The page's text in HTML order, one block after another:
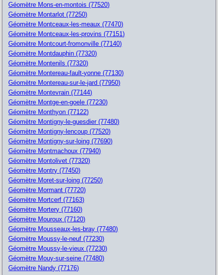
Géomètre Mons-en-montois (77520)
Géomètre Montarlot (77250)
Géomètre Montceaux-les-meaux (77470)
Géomètre Montceaux-les-provins (77151)
Géomètre Montcourt-fromonville (77140)
Géomètre Montdauphin (77320)
Géomètre Montenils (77320)
Géomètre Montereau-fault-yonne (77130)
Géomètre Montereau-sur-le-jard (77950)
Géomètre Montevrain (77144)
Géomètre Montge-en-goele (77230)
Géomètre Monthyon (77122)
Géomètre Montigny-le-guesdier (77480)
Géomètre Montigny-lencoup (77520)
Géomètre Montigny-sur-loing (77690)
Géomètre Montmachoux (77940)
Géomètre Montolivet (77320)
Géomètre Montry (77450)
Géomètre Moret-sur-loing (77250)
Géomètre Mormant (77720)
Géomètre Mortcerf (77163)
Géomètre Mortery (77160)
Géomètre Mouroux (77120)
Géomètre Mousseaux-les-bray (77480)
Géomètre Moussy-le-neuf (77230)
Géomètre Moussy-le-vieux (77230)
Géomètre Mouy-sur-seine (77480)
Géomètre Nandy (77176)